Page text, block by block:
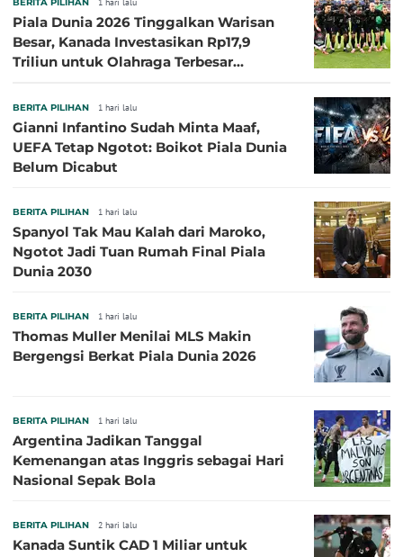
Piala Dunia 2026 Tinggalkan Warisan
Besar, Kanada Investasikan Rp17,9
Triliun untuk Olahraga Terbesar
BERITA PILIHAN 1 hari lalu
Gianni Infantino Sudah Minta Maaf,
UEFA Tetap Ngotot: Boikot Piala Dunia
Belum Dicabut
BERITA PILIHAN 1 hari lalu
Spanyol Tak Mau Kalah dari Maroko,
Ngotot Jadi Tuan Rumah Final Piala
Dunia 2030
BERITA PILIHAN 1 hari lalu
Thomas Muller Menilai MLS Makin
Bergengsi Berkat Piala Dunia 2026
BERITA PILIHAN 1 hari lalu
Argentina Jadikan Tanggal
Kemenangan atas Inggris sebagai Hari
Nasional Sepak Bola
BERITA PILIHAN 2 hari lalu
Kanada Suntik CAD 1 Miliar untuk